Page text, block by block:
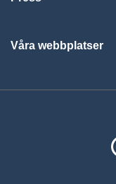
Våra webbplatser